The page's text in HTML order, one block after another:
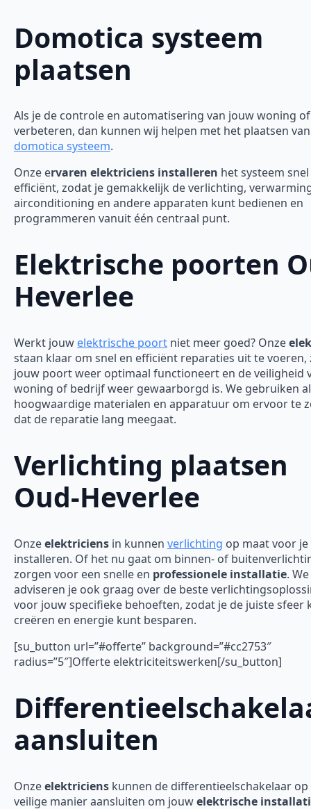
Domotica systeem
plaatsen
Als je de controle en automatisering van jouw woning
verbeteren, dan kunnen wij helpen met het plaatsen
domotica systeem.
Onze ervaren elektriciens installeren het systeem
efficiënt, zodat je gemakkelijk de verlichting,
airconditioning en andere apparaten kunt bedienen en
programmeren vanuit één centraal punt.
Elektrische poorten
Heverlee
Werkt jouw elektrische poort niet meer goed? Onze
staan klaar om snel en efficiënt reparaties uit te voeren,
jouw poort weer optimaal functioneert en de veiligheid
woning of bedrijf weer gewaarborgd is. We gebruiken
hoogwaardige materialen en apparatuur om ervoor te
dat de reparatie lang meegaat.
Verlichting plaatsen
Oud-Heverlee
Onzeelektriciens in kunnen verlichting op maat voor je
installeren. Of het nu gaat om binnen- of
zorgen voor een snelle en professionele installatie. We
adviseren je ook graag over de beste
voor jouw specifieke behoeften, zodat je de juiste sfeer
creëren en energie kunt besparen.
[su_button url=”#offerte” background=”#cc2753″
radius=”5″]Offerte elektriciteitswerken[/su_button]
aansluiten
Onzeelektriciens kunnen de differentieelschakelaar op
veilige manier aansluiten om jouwelektrische